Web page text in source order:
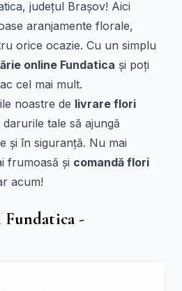
județul Brașov! Aici
aranjamente florale,
orice ocazie. Cu un simplu
online Fundatica și poți
cel mai mult.
noastre de livrare flori
tale să ajungă
și în siguranță. Nu mai
frumoasă și comandă flori
acum!
Fundatica -